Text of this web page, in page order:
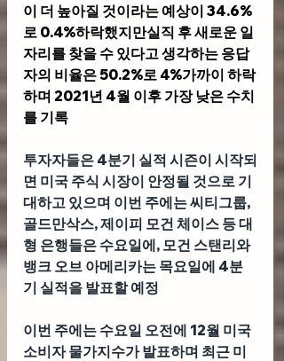
이 더 높아질 것이라는 예상이 34.6%
로 0.4%하락했지만실직 후 새로운 일
자리를 찾을 수 있다고 생각하는 응답
자의 비율은 50.2%로 4%가까이 하락
하며 2021년 4월 이후 가장 낮은 수치
를 기록
투자자들은 4분기 실적 시즌이 시작되
면 미국 주식 시장이 안정될 것으로 기
대하고 있으며 이번 주에는 씨티그룹,
골드만삭스, 제이피 모건 체이스 등 대
형 은행들은 수요일에, 모건 스탠리와
뱅크 오브 아메리카는 목요일에 4분
기 실적을 발표할 예정
이번 주에는 수요일 오전에 12월 미국
소비자 물가지수가 발표하며 최근 미